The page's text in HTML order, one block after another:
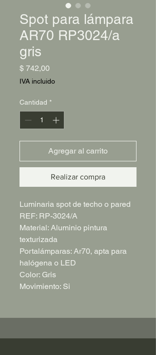
Spot para lámpara
AR70 RP3024/a
gris
$ 742,00Precio
IVA incluido
Cantidad *
Agregar al carrito
Realizar compra
Luminaria spot de techo o pared
REF: RP-3024/A
Material: Aluminio pintura
texturizada
Portalámparas: Ar70, apta para
halógena o LED
Color: Gris
Movimiento: Si